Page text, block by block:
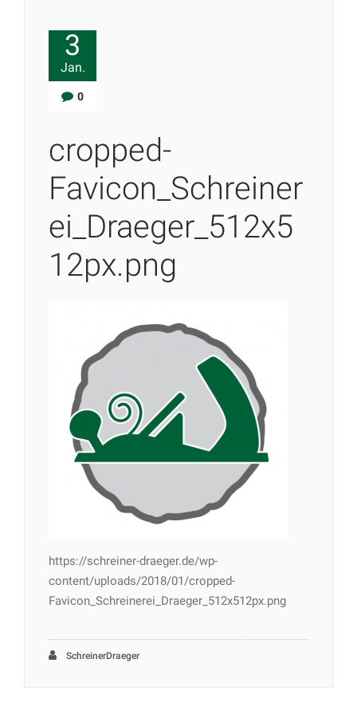
3
Jan.
0
cropped-
Favicon_Schreiner
ei_Draeger_512x5
12px.png
https://schreiner-draeger.de/wp-
content/uploads/2018/01/cropped-
Favicon_Schreinerei_Draeger_512x512px.png
SchreinerDraeger